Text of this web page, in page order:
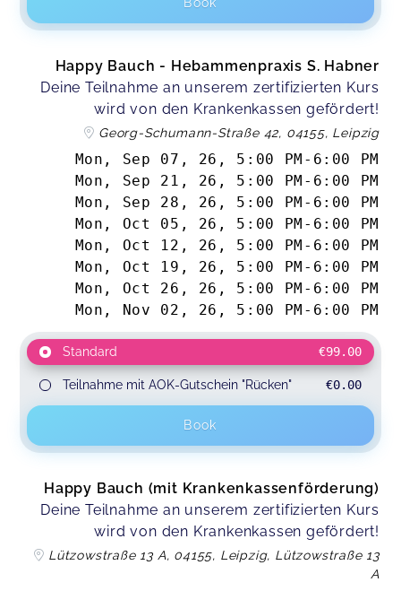
Happy Bauch - Hebammenpraxis S. Habner
Deine Teilnahme an unserem zertifizierten Kurs
wird von den Krankenkassen gefördert!
Georg-Schumann-Straße 42, 04155, Leipzig
Mon, Sep 07, 26 , 5:00 PM - 6:00 PM
Mon, Sep 21, 26 , 5:00 PM - 6:00 PM
Mon, Sep 28, 26 , 5:00 PM - 6:00 PM
Mon, Oct 05, 26 , 5:00 PM - 6:00 PM
Mon, Oct 12, 26 , 5:00 PM - 6:00 PM
Mon, Oct 19, 26 , 5:00 PM - 6:00 PM
Mon, Oct 26, 26 , 5:00 PM - 6:00 PM
Mon, Nov 02, 26 , 5:00 PM - 6:00 PM
Standard €99.00
Teilnahme mit AOK-Gutschein "Rücken" €0.00
Book
Happy Bauch (mit Krankenkassenförderung)
Deine Teilnahme an unserem zertifizierten Kurs
wird von den Krankenkassen gefördert!
Lützowstraße 13 A, 04155, Leipzig, Lützowstraße 13
A